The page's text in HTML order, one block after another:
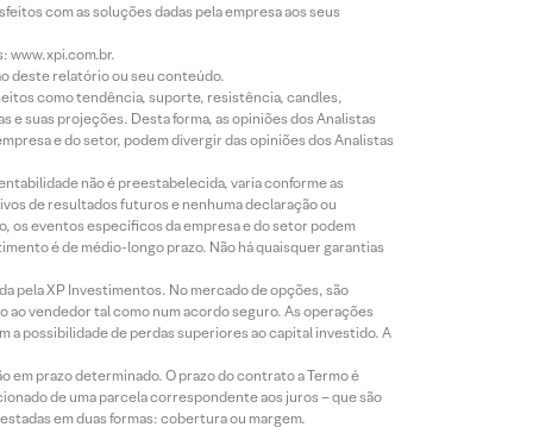
com as soluções dadas pela empresa aos seus
www.xpi.com.br.
deste relatório ou seu conteúdo.
como tendência, suporte, resistência, candles,
e suas projeções. Desta forma, as opiniões dos Analistas
e do setor, podem divergir das opiniões dos Analistas
não é preestabelecida, varia conforme as
de resultados futuros e nenhuma declaração ou
os eventos específicos da empresa e do setor podem
é de médio-longo prazo. Não há quaisquer garantias
pela XP Investimentos. No mercado de opções, são
vendedor tal como num acordo seguro. As operações
possibilidade de perdas superiores ao capital investido. A
em prazo determinado. O prazo do contrato a Termo é
de uma parcela correspondente aos juros – que são
em duas formas: cobertura ou margem.